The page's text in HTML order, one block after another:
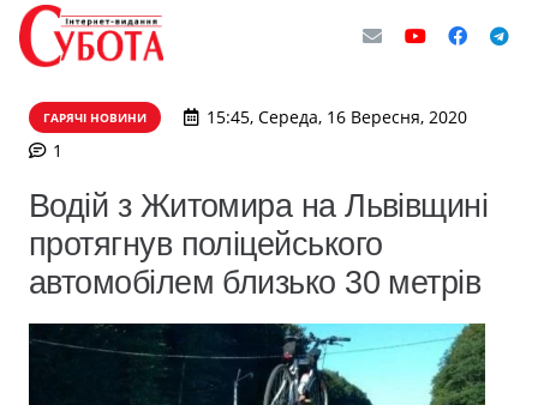
ГАРЯЧІ НОВИНИ
15:45, Середа, 16 Вересня, 2020
1
Водій з Житомира на Львівщині
протягнув поліцейського
автомобілем близько 30 метрів